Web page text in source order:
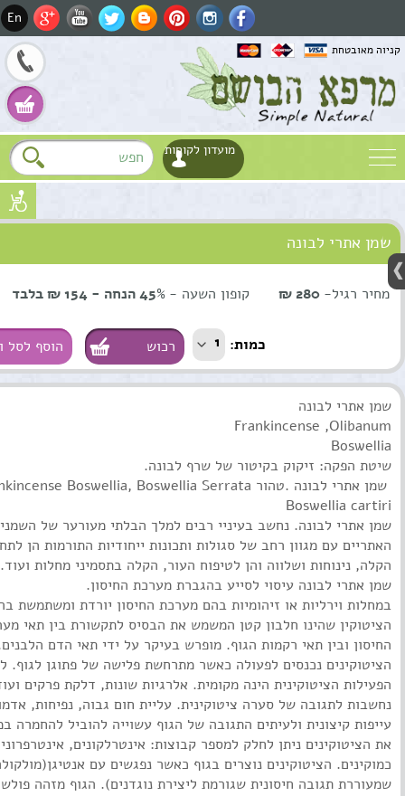
En
קניוה מאובטחת
מועדון לקוחות
שמן אתרי לבונה
מחיר רגיל- 280 ₪ קופון השעה - 45% הנחה - 154 ₪ בלבד
כמות: 1 הוסף לסל
שמן אתרי לבונה
שיטת הפקה: זיקוק בקיטור של שרף לבונה.
שמן אתרי לבונה .טהור Frankincense Boswellia, Boswellia Serrata
שמן אתרי לבונה. נחשב בעיניי רבים למלך הבלתי מעורער של
האתריים עם מגוון רחב של סגולות ותכונות ייחודיות התורמות הן
הקלה, נינוחות ושלווה והן לטיפוח העור, הקלה בתסמיני מחלות ועוד.
שמן אתרי לבונה עיסוי לסייע בהגברת מערכת החיסון.
במחלות וירליות או זיהומיות בהם מערכת החיסון יורדת ומשתמשת
הציטוקין שהינו חלבון קטן המשמש את הבסיס לתקשורת בין תאי
החיסון ובין תאי רקמות הגוף. מופרש בעיקר על ידי תאי הדם
הציטוקינים נכנסים לפעולה כאשר מתרחשת פלישה של פתוגן לגוף.
הפעילות הציטוקינית הינה מקומית. אלרגיות שונות, דלקת פרקים
נחשבות לתגובה של סערה ציטוקינית. עליית חום גבוה, נפיחות,
עייפות קיצונית ולעיתים התגובה של הגוף עשוייה להוביל להחמרה
את הציטוקינים ניתן לחלק למספר קבוצות: אינטרלקונים,
כמוקינים. הציטוקינים נוצרים בגוף כאשר נפגשים עם
שמעוררת תגובה חיסונית שגורמת ליצירת נוגדנים). הגוף מזהה